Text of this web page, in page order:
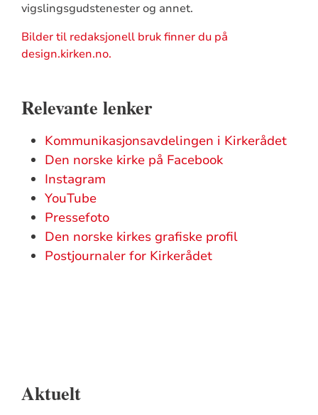
vigslingsgudstenester og annet.
Bilder til redaksjonell bruk finner du på
design.kirken.no.
Relevante lenker
Kommunikasjonsavdelingen i Kirkerådet
Den norske kirke på Facebook
Instagram
YouTube
Pressefoto
Den norske kirkes grafiske profil
Postjournaler for Kirkerådet
Aktuelt